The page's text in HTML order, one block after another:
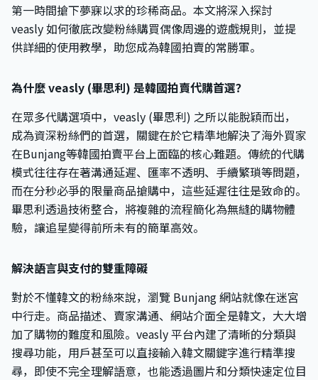
第一時間搶下夢寐以求的珍稀商品。本文將深入探討
veasly 如何徹底改變粉絲購買偶像周邊的遊戲規則，並提
供詳細的使用教學，助您成為韓國拍賣的常勝軍。
為什麼 veasly (畢思利) 是韓國拍賣代購首選？
在眾多代購選項中，veasly (畢思利) 之所以能脫穎而出，
成為資深粉絲們的首選，關鍵在於它精準地解決了海外買家
在Bunjang等韓國拍賣平台上面臨的核心難題。傳統的代購
模式往往存在著溝通延遲、匯率不透明、手續繁瑣等問題，
而在分秒必爭的限量商品搶購中，這些延遲往往是致命的。
畢思利透過技術整合，將複雜的流程簡化為無縫的購物體
驗，讓追星變得前所未有的簡單高效。
解決語言與支付的雙重障礙
對於不懂韓文的粉絲來說，瀏覽 Bunjang 網站就像在迷宮
中行走。商品描述、賣家溝通、網站介面全是韓文，大大增
加了購物的難度和風險。veasly 平台內建了清晰的分類與
搜尋功能，用戶甚至可以直接輸入韓文關鍵字進行精準搜
尋，即使不完全理解語意，也能透過圖片和分類快速定位目